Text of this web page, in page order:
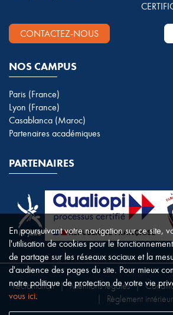
CONTACTEZ-NOUS
NOS CAMPUS
Paris (France)
Lyon (France)
Casablanca (Maroc)
Partenaires académiques
PARTENAIRES
Réclamation | Mentions légales |
Règlement intérieur
En poursuivant votre navigation sur ce site,
l'utilisation de cookies pour le
de partage sur les réseaux sociaux et la
d'audience des pages du site. Pour mieux
notre politique de protection de votre vie
vous ici.